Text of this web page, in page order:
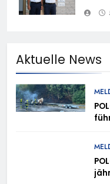
Aktuelle News